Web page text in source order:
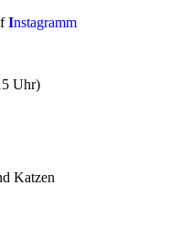
Instagramm
Uhr)
Katzen